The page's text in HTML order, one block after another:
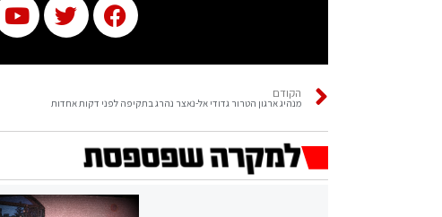
הקודם
מנהיג ארגון הטרור גדודי אל-נאצר נהרג בתקיפה לפני דקות אחדות